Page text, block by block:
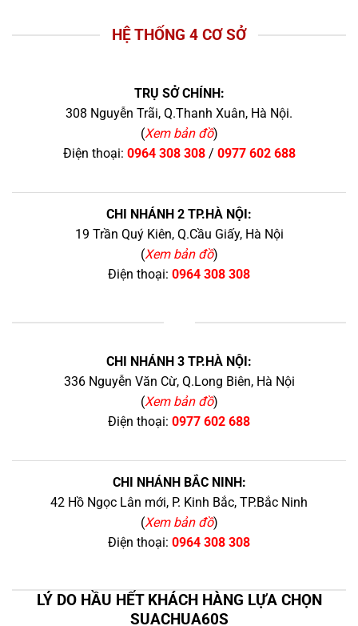
HỆ THỐNG 4 CƠ SỞ
TRỤ SỞ CHÍNH:
308 Nguyễn Trãi, Q.Thanh Xuân, Hà Nội.
(Xem bản đồ)
Điện thoại: 0964 308 308/ 0977 602 688
CHI NHÁNH 2 TP.HÀ NỘI:
19 Trần Quý Kiên, Q.Cầu Giấy, Hà Nội
(Xem bản đồ)
Điện thoại: 0964 308 308
CHI NHÁNH 3 TP.HÀ NỘI:
336 Nguyễn Văn Cừ, Q.Long Biên, Hà Nội
(Xem bản đồ)
Điện thoại: 0977 602 688
CHI NHÁNH BẮC NINH:
42 Hồ Ngọc Lân mới, P. Kinh Bắc, TP.Bắc Ninh
(Xem bản đồ)
Điện thoại: 0964 308 308
LÝ DO HẦU HẾT KHÁCH HÀNG LỰA CHỌN
SUACHUA60S